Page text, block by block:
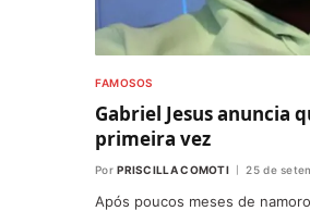
FAMOSOS
Gabriel Jesus anuncia
primeira vez
Por PRISCILLA COMOTI 25 de
Após poucos meses de